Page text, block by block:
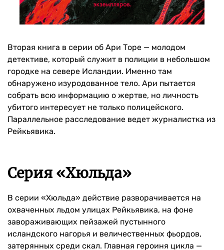
Вторая книга в серии об Ари Торе — молодом
детективе, который служит в полиции в небольшом
городке на севере Исландии. Именно там
обнаружено изуродованное тело. Ари пытается
собрать всю информацию о жертве, но личность
убитого интересует не только полицейского.
Параллельное расследование ведет журналистка из
Рейкьявика.
Серия «Хюльда»
В серии «Хюльда» действие разворачивается на
охваченных льдом улицах Рейкьявика, на фоне
завораживающих пейзажей пустынного
исландского нагорья и величественных фьордов,
затерянных среди скал. Главная героиня цикла —